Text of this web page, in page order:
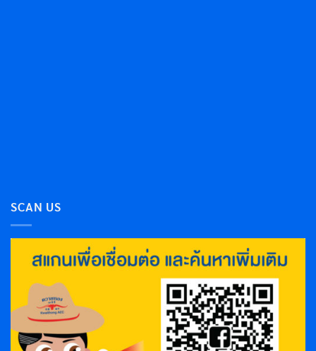
SCAN US